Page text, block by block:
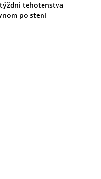
tehotenstva
poistení